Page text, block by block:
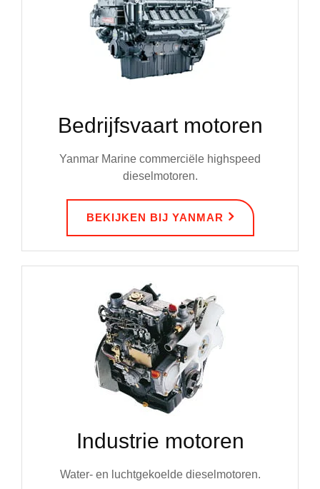
Bedrijfsvaart motoren
Yanmar Marine commerciële highspeed
dieselmotoren.
BEKIJKEN BIJ YANMAR
Industrie motoren
Water- en luchtgekoelde dieselmotoren.